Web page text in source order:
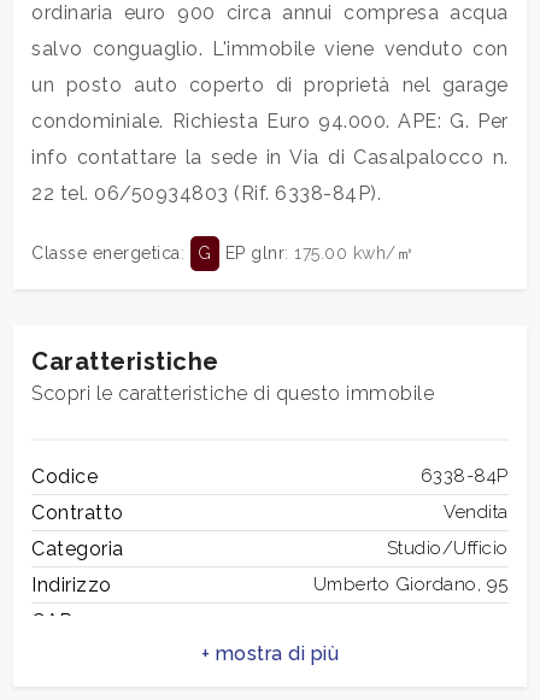
ordinaria euro 900 circa annui compresa acqua
salvo conguaglio. L'immobile viene venduto con
un posto auto coperto di proprietà nel garage
condominiale. Richiesta Euro 94.000. APE: G. Per
info contattare la sede in Via di Casalpalocco n.
22 tel. 06/50934803 (Rif. 6338-84P).
Classe energetica: G EP glnr: 175.00 kwh/㎥
Caratteristiche
Scopri le caratteristiche di questo immobile
Codice 6338-84P
Contratto Vendita
Categoria Studio/Ufficio
Indirizzo Umberto Giordano, 95
CAP
Locali
Qualsiasi
1